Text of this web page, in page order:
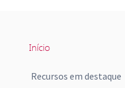
Início
Recursos em destaque